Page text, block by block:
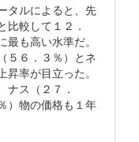
タルによると、先
比較して１２．
も高い水準だ。
５６．３％）とネ
率が目立った。
ナス（２７．
）物の価格も１年